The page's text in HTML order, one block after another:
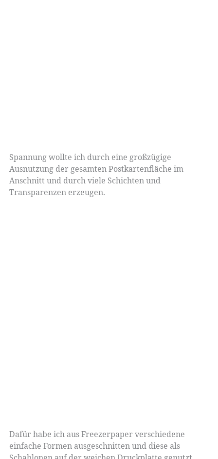
Spannung wollte ich durch eine großzügige
Ausnutzung der gesamten Postkartenfläche im
Anschnitt und durch viele Schichten und
Transparenzen erzeugen.
Dafür habe ich aus Freezerpaper verschiedene
einfache Formen ausgeschnitten und diese als